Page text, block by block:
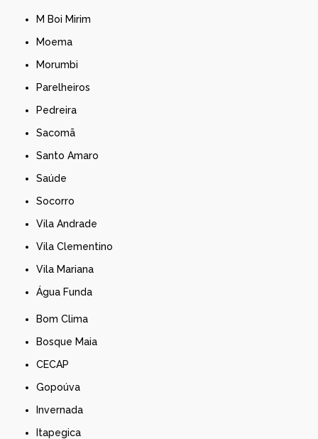
M Boi Mirim
Moema
Morumbi
Parelheiros
Pedreira
Sacomã
Santo Amaro
Saúde
Socorro
Vila Andrade
Vila Clementino
Vila Mariana
Água Funda
Bom Clima
Bosque Maia
CECAP
Gopoúva
Invernada
Itapegica